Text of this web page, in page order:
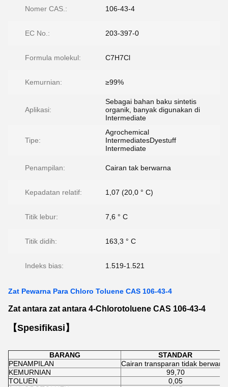
Nomer CAS.: 106-43-4
EC No.: 203-397-0
Formula molekul: C7H7Cl
Kemurnian: ≥99%
Aplikasi:
Sebagai bahan baku sintetis
organik, banyak digunakan di
Intermediate
Tipe:
Agrochemical
IntermediatesDyestuff
Intermediate
Penampilan: Cairan tak berwarna
Kepadatan relatif: 1,07 (20,0 ° C)
Titik lebur: 7,6 ° C
Titik didih: 163,3 ° C
Indeks bias: 1.519-1.521
Zat Pewarna Para Chloro Toluene CAS 106-43-4
Zat antara zat antara 4-Chlorotoluene CAS 106-43-4
【Spesifikasi】
BARANG
STANDAR
PENAMPILAN
Cairan transparan tidak
KEMURNIAN
99,70
TOLUEN
0,05